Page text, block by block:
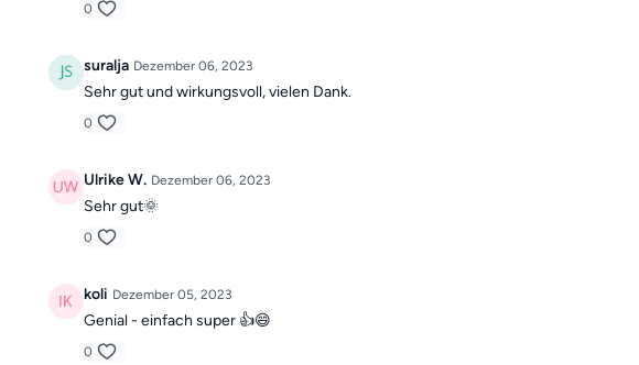
0
suralja Dezember 06, 2023
Sehr gut und wirkungsvoll, vielen Dank.
0
Ulrike W. Dezember 06, 2023
Sehr gut🌞
0
koli Dezember 05, 2023
Genial - einfach super 👍😄
0